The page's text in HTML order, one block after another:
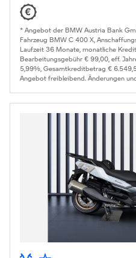
* Angebot der BMW Austria Bank
Fahrzeug BMW C 400 X,
Laufzeit 36 Monate, monatliche
Bearbeitungsgebühr € 99,00, eff.
5,99%, Gesamtkreditbetrag €
Angebot freibleibend. Änderungen